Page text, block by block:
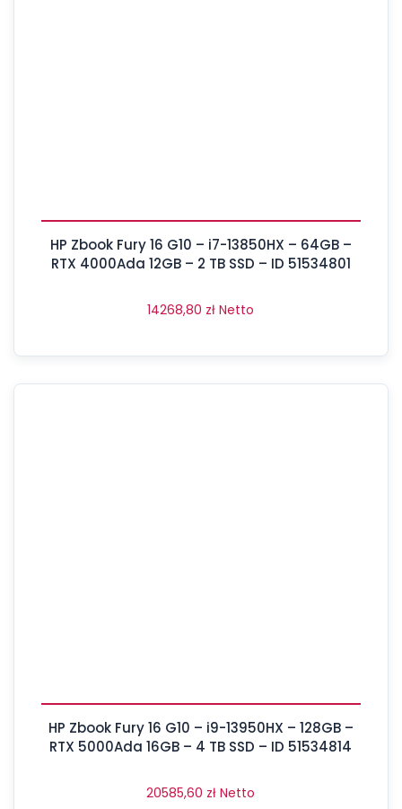
HP Zbook Fury 16 G10 – i7-13850HX – 64GB –
RTX 4000Ada 12GB – 2 TB SSD – ID 51534801
14268,80 zł Netto
HP Zbook Fury 16 G10 – i9-13950HX – 128GB –
RTX 5000Ada 16GB – 4 TB SSD – ID 51534814
20585,60 zł Netto